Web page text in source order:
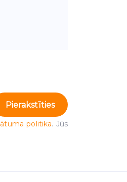
Pierakstīties
politika. Jūs